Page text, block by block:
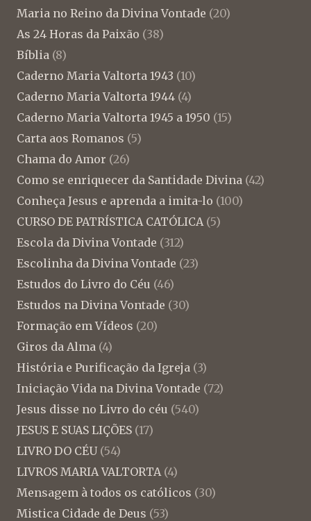
Maria no Reino da Divina Vontade (20)
As 24 Horas da Paixão (38)
Bíblia (8)
Caderno Maria Valtorta 1943 (10)
Caderno Maria Valtorta 1944 (4)
Caderno Maria Valtorta 1945 a 1950 (15)
Carta aos Romanos (5)
Chama do Amor (26)
Como se enriquecer da Santidade Divina (42)
Conheça Jesus e aprenda a imita-lo (100)
CURSO DE PATRÍSTICA CATÓLICA (5)
Escola da Divina Vontade (312)
Escolinha da Divina Vontade (23)
Estudos do Livro do Céu (46)
Estudos na Divina Vontade (30)
Formação em Vídeos (20)
Giros da Alma (4)
História e Purificação da Igreja (3)
Iniciação Vida na Divina Vontade (72)
Jesus disse no Livro do céu (540)
JESUS E SUAS LIÇÕES (17)
LIVRO DO CÉU (54)
LIVROS MARIA VALTORTA (4)
Mensagem à todos os católicos (30)
Mistica Cidade de Deus (53)